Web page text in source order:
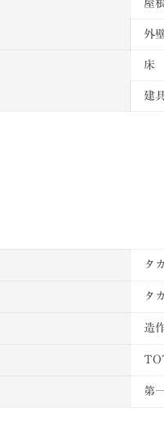
屋
外
床
建
タ
タ
造
第